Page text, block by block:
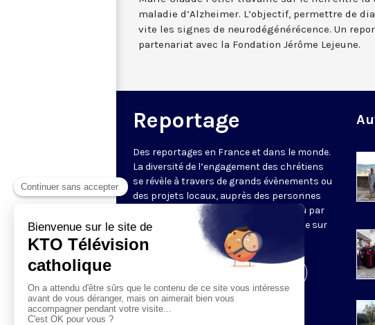
maladie d’Alzheimer. L’objectif, permettre de
vite les signes de neurodégénérécence. Un
partenariat avec la Fondation Jérôme Lejeune.
Reportage
Des reportages en France et dans le monde.
La diversité de l’engagement des chrétiens
se révèle à travers de grands évènements ou
des projets locaux, auprès des personnes
fragiles, au service du Bien commun ou par
l’évangélisation. Un regard d’espérance sur
le monde.